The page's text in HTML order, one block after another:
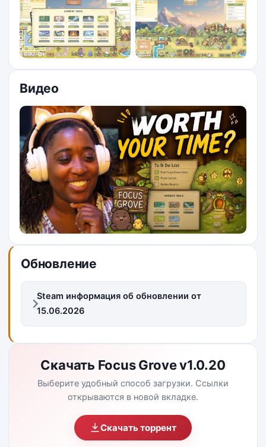
Видео
Обновление
Steam информация об обновлении от
15.06.2026
Скачать Focus Grove v1.0.20
Выберите удобный способ загрузки. Ссылки
открываются в новой вкладке.
Скачать торрент